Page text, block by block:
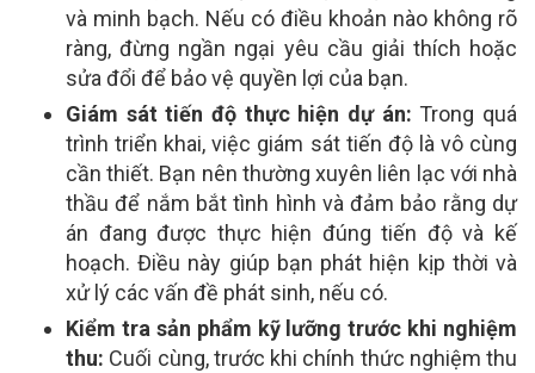
và minh bạch. Nếu có điều khoản nào không rõ
ràng, đừng ngần ngại yêu cầu giải thích hoặc
sửa đổi để bảo vệ quyền lợi của bạn.
Giám sát tiến độ thực hiện dự án: Trong quá
trình triển khai, việc giám sát tiến độ là vô cùng
cần thiết. Bạn nên thường xuyên liên lạc với nhà
thầu để nắm bắt tình hình và đảm bảo rằng dự
án đang được thực hiện đúng tiến độ và kế
hoạch. Điều này giúp bạn phát hiện kịp thời và
xử lý các vấn đề phát sinh, nếu có.
Kiểm tra sản phẩm kỹ lưỡng trước khi nghiệm
thu: Cuối cùng, trước khi chính thức nghiệm thu